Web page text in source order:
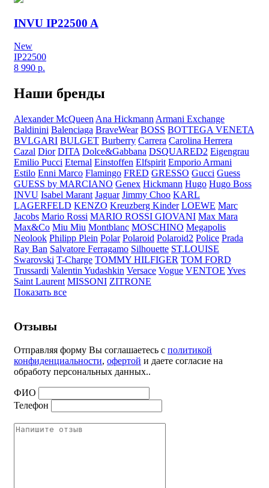
INVU IP22500 A
New
IP22500
8 990 р.
Наши бренды
Alexander McQueen Ana Hickmann Armani Exchange
Baldinini Balenciaga BraveWear BOSS BOTTEGA VENETA
BVLGARI BULGET Burberry Carrera Carolina Herrera
Cazal Dior DITA Dolce&Gabbana DSQUARED2 Eigengrau
Emilio Pucci Eternal Einstoffen Elfspirit Emporio Armani
Estilo Enni Marco Flamingo FRED GRESSO Gucci Guess
GUESS by MARCIANO Genex Hickmann Hugo Hugo Boss
INVU Isabel Marant Jaguar Jimmy Choo KARL
LAGERFELD KENZO Kreuzberg Kinder LOEWE Marc
Jacobs Mario Rossi MARIO ROSSI GIOVANI Max Mara
Max&Co Miu Miu Montblanc MOSCHINO Megapolis
Neolook Philipp Plein Polar Polaroid Polaroid2 Police Prada
Ray Ban Salvatore Ferragamo Silhouette ST.LOUISE
Swarovski T-Charge TOMMY HILFIGER TOM FORD
Trussardi Valentin Yudashkin Versace Vogue VENTOE Yves
Saint Laurent MISSONI ZITRONE
Показать все
Отзывы
Отправляя форму Вы соглашаетесь с политикой
конфиденциальности, офертой и даете согласие на
обработу персональных данных..
ФИО
Телефон